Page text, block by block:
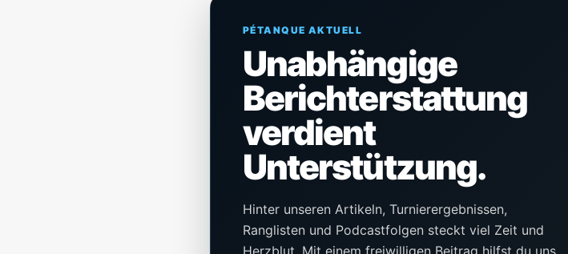
PÉTANQUE AKTUELL
Unabhängige
Berichterstattung
verdient
Unterstützung.
Hinter unseren Artikeln, Turnierergebnissen,
Ranglisten und Podcastfolgen steckt viel Zeit und
Herzblut. Mit einem freiwilligen Beitrag hilfst du uns